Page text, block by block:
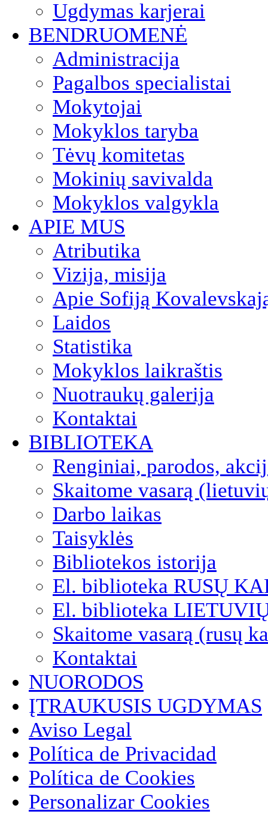
Ugdymas karjerai
BENDRUOMENĖ
Administracija
Pagalbos specialistai
Mokytojai
Mokyklos taryba
Tėvų komitetas
Mokinių savivalda
Mokyklos valgykla
APIE MUS
Atributika
Vizija, misija
Apie Sofiją
Laidos
Statistika
Mokyklos laikraštis
Nuotraukų galerija
Kontaktai
BIBLIOTEKA
Renginiai, parodos,
Skaitome vasarą
Darbo laikas
Taisyklės
Bibliotekos istorija
El. biblioteka RUSŲ
El. biblioteka
Skaitome vasarą (rusų
Kontaktai
NUORODOS
ĮTRAUKUSIS UGDYMAS
Aviso Legal
Política de Privacidad
Política de Cookies
Personalizar Cookies